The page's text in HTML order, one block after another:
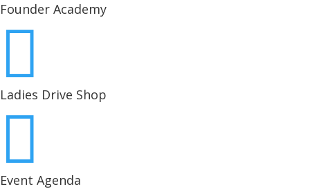
Founder Academy

Ladies Drive Shop

Event Agenda